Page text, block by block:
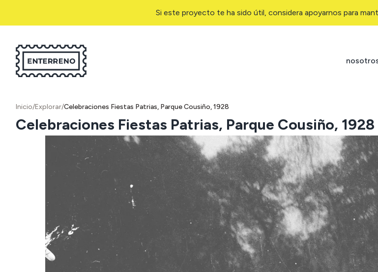
Si este proyecto te ha sido útil, considera apoyarnos para
Inicio/Explorar/Celebraciones Fiestas Patrias, Parque Cousiño, 1928
Celebraciones Fiestas Patrias, Parque Cousiño, 1928